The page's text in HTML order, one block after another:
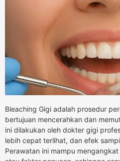
Bleaching Gigi adalah prosedur
bertujuan mencerahkan dan
ini dilakukan oleh dokter gigi
lebih cepat terlihat, dan efek
Perawatan ini mampu